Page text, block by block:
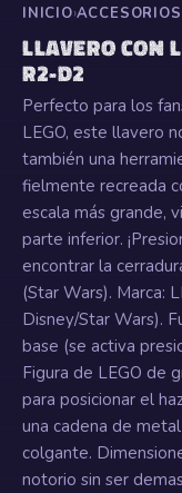
INICIO›ACCESORIOS
LLAVERO CON
R2-D2
Perfecto para los
LEGO, este llavero
también una
fielmente recreada
escala más grande,
parte inferior.
encontrar la
(Star Wars). Marca:
Disney/Star Wars).
base (se activa
Figura de LEGO de
para posicionar el
una cadena de
colgante.
notorio sin ser